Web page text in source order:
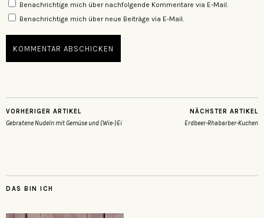
Benachrichtige mich über nachfolgende Kommentare via E-Mail.
Benachrichtige mich über neue Beiträge via E-Mail.
VORHERIGER ARTIKEL
Gebratene Nudeln mit Gemüse und (Wie-)Ei
NÄCHSTER ARTIKEL
Erdbeer-Rhabarber-Kuchen
DAS BIN ICH